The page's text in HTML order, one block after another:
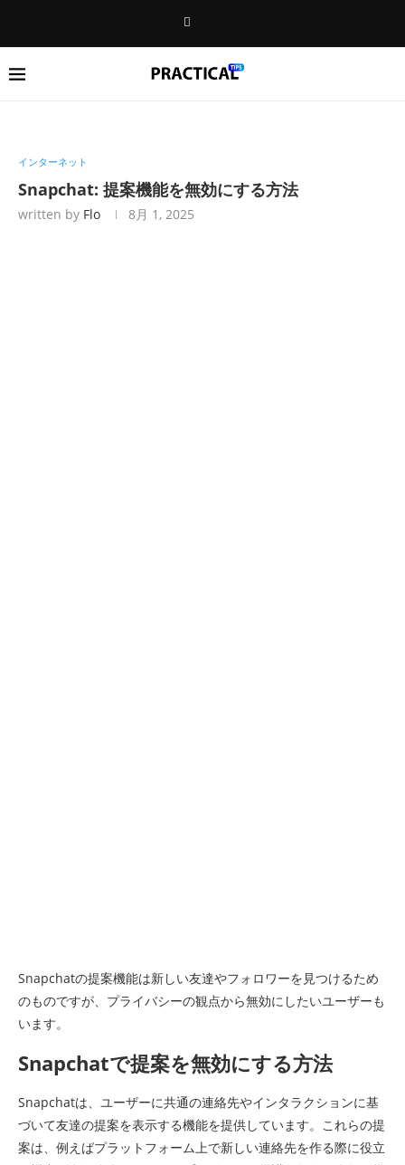
インターネット
Snapchat: 提案機能を無効にする方法
written by Flo 8月 1, 2025
Snapchatの提案機能は新しい友達やフォロワーを見つけるため
のものですが、プライバシーの観点から無効にしたいユーザーも
います。
Snapchatで提案を無効にする方法
Snapchatは、ユーザーに共通の連絡先やインタラクションに基
づいて友達の提案を表示する機能を提供しています。これらの提
案は、例えばプラットフォーム上で新しい連絡先を作る際に役立